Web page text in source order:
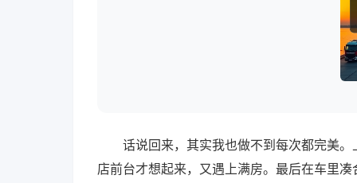
话说回来，其实我也做不到每次都完美
店前台才想起来，又遇上满房。最后在车里